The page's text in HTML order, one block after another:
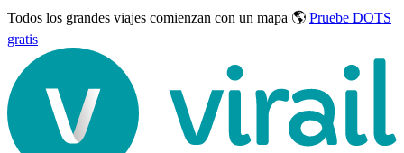
Todos los grandes viajes comienzan con un mapa 🌎 Pruebe DOTS
gratis